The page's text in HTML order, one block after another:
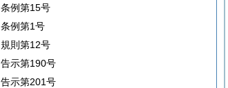
条例第15号
条例第1号
規則第12号
告示第190号
告示第201号